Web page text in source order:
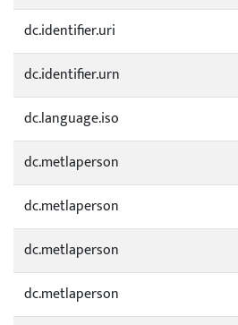
dc.identifier.uri
dc.identifier.urn
dc.language.iso
dc.metlaperson
dc.metlaperson
dc.metlaperson
dc.metlaperson